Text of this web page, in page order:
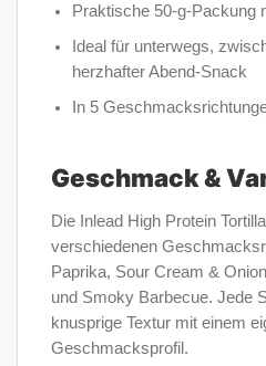
Praktische 50-g-Packung
Ideal für unterwegs,
herzhafter Abend-Snack
In 5
Geschmack &
Die Inlead High Protein
verschiedenen
Paprika, Sour Cream &
und Smoky Barbecue. Jede
knusprige Textur mit einem
Geschmacksprofil.